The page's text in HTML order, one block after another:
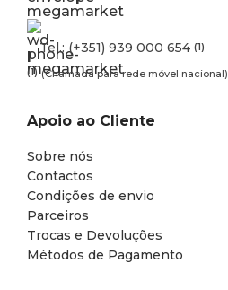
Tel.: (+351) 939 000 654 (1)
(1) (Chamada para rede móvel nacional)
Apoio ao Cliente
Sobre nós
Contactos
Condições de envio
Parceiros
Trocas e Devoluções
Métodos de Pagamento